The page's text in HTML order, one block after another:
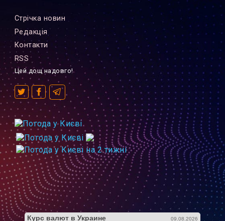
Стрiчка новин
Редакцiя
Контакти
RSS
Цей дощ надовго!